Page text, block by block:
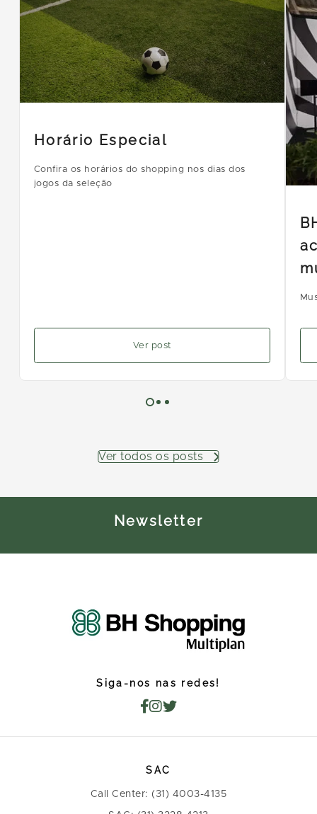
Ver todos os posts
Horário Especial
Confira os horários do shopping nos dias dos
jogos da seleção
Ver post
Newsletter
Siga-nos nas redes!
SAC
Call Center: (31) 4003-4135